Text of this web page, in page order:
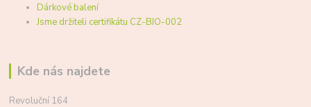
Dárkové balení
Jsme držiteli certifikátu CZ-BIO-002
Kde nás najdete
Revoluční 164